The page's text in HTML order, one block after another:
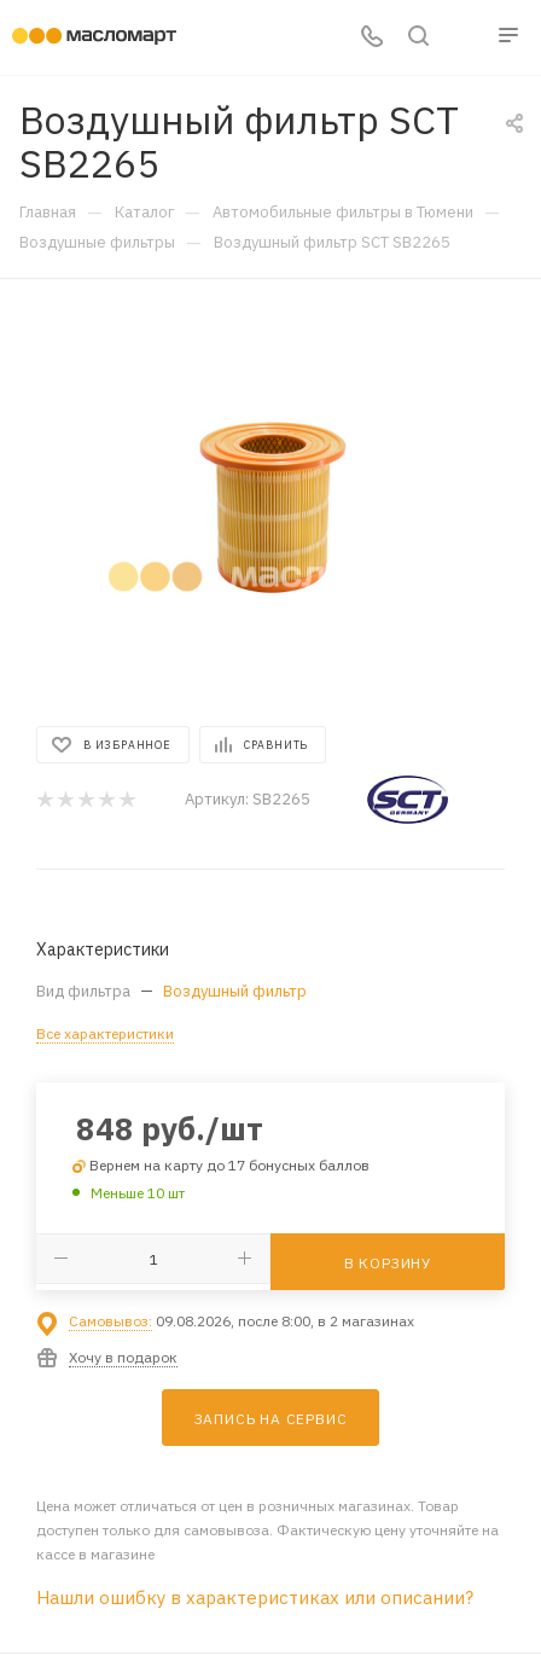
Воздушный фильтр SCT
SB2265
Главная — Каталог — Автомобильные фильтры в Тюмени —
Воздушные фильтры — Воздушный фильтр SCT SB2265
В ИЗБРАННОЕ СРАВНИТЬ
Артикул: SB2265
Характеристики
Вид фильтра — Воздушный фильтр
Все характеристики
848 руб./шт
Вернем на карту до 17 бонусных баллов
Меньше 10 шт
В КОРЗИНУ
Самовывоз: 09.08.2026, после 8:00, в 2 магазинах
Хочу в подарок
ЗАПИСЬ НА СЕРВИС
Цена может отличаться от цен в розничных магазинах. Товар
доступен только для самовывоза. Фактическую цену уточняйте на
кассе в магазине
Нашли ошибку в характеристиках или описании?